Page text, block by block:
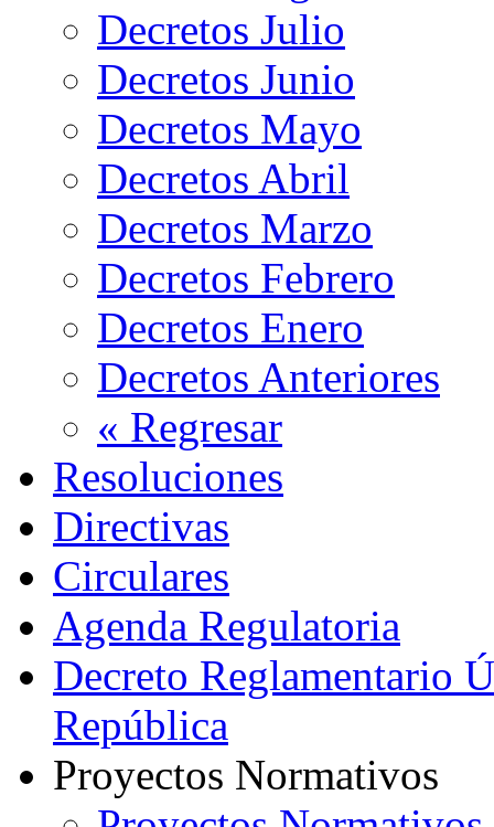
Decretos Julio
Decretos Junio
Decretos Mayo
Decretos Abril
Decretos Marzo
Decretos Febrero
Decretos Enero
Decretos Anteriores
« Regresar
Resoluciones
Directivas
Circulares
Agenda Regulatoria
Decreto Reglamentario
República
Proyectos Normativos